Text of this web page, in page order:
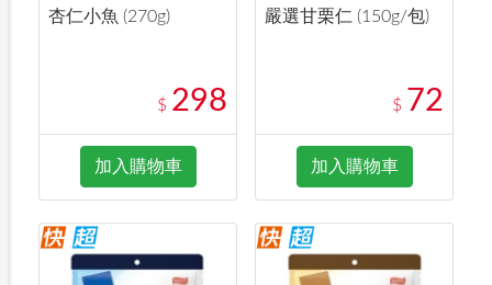
杏仁小魚 (270g)
$ 298
加入購物車
嚴選甘栗仁 (150g/包)
$ 72
加入購物車